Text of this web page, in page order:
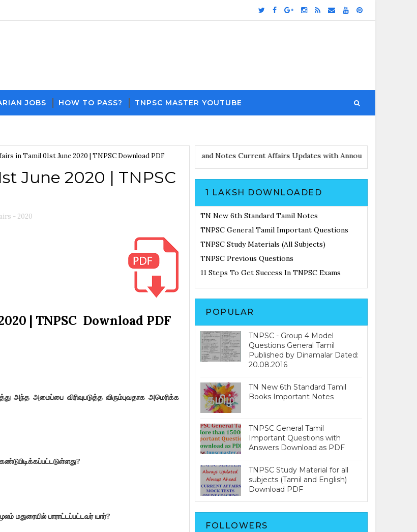
JOBS HOW TO PASS? TNPSC MASTER YOUTUBE
in Tamil 01st June 2020 | TNPSC Download PDF
June 2020 | TNPSC
- 2020
| TNPSC Download PDF
அமைப்பை விரிவுபடுத்த விரும்புவதாக அமெரிக்க
?
மதுரையில் பாராட்டப்பட்டவர் யார்?
Download PDF File and Notes Current Affairs Updates with Announcement
1 LAKSH DOWNLOADED
TN New 6th Standard Tamil Notes
TNPSC General Tamil Important Questions
TNPSC Study Materials (All Subjects)
TNPSC Previous Questions
11 Steps To Get Success In TNPSC Exams
POPULAR
TNPSC - Group 4 Model
Questions General Tamil
Published by Dinamalar Dated:
20.08.2016
TN New 6th Standard Tamil
Books Important Notes
TNPSC General Tamil
Important Questions with
Answers Download as PDF
TNPSC Study Material for all
subjects (Tamil and English)
Download PDF
FOLLOWERS